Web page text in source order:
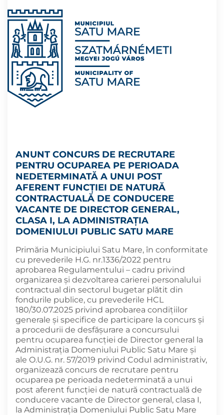
ANUNT CONCURS DE RECRUTARE
PENTRU OCUPAREA PE PERIOADA
NEDETERMINATĂ A UNUI POST
AFERENT FUNCȚIEI DE NATURĂ
CONTRACTUALĂ DE CONDUCERE
VACANTE DE DIRECTOR GENERAL,
CLASA I, LA ADMINISTRAȚIA
DOMENIULUI PUBLIC SATU MARE
Primăria Municipiului Satu Mare, în conformitate
cu prevederile H.G. nr.1336/2022 pentru
aprobarea Regulamentului – cadru privind
organizarea şi dezvoltarea carierei personalului
contractual din sectorul bugetar plătit din
fondurile publice, cu prevederile HCL
180/30.07.2025 privind aprobarea condițiilor
generale și specifice de participare la concurs și
a procedurii de desfășurare a concursului
pentru ocuparea funcției de Director general la
Administrația Domeniului Public Satu Mare şi
ale O.U.G. nr. 57/2019 privind Codul administrativ,
organizează concurs de recrutare pentru
ocuparea pe perioada nedeterminată a unui
post aferent funcției de natură contractuală de
conducere vacante de Director general, clasa I,
la Administrația Domeniului Public Satu Mare